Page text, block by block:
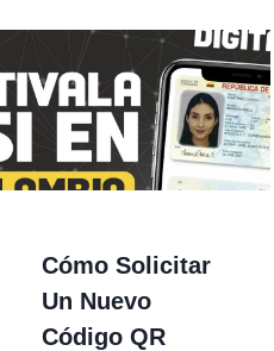
Cómo Solicitar
Un Nuevo
Código QR